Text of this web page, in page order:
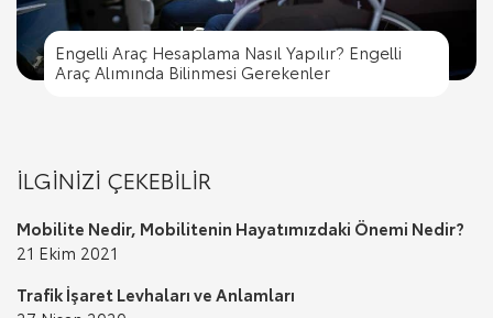
Trafik İşaret Levhaları ve Anlamları
Engelli Araç Hesaplama Nasıl Yapılır? Engelli
Araç Alımında Bilinmesi Gerekenler
Trafik Cezası Nereye Ödenir?
Trafik İşaret Levhaları ve Anlamları
Engelli Araç Hesaplama Nasıl Yapılır? Engelli
Araç Alımında Bilinmesi Gerekenler
İLGİNİZİ ÇEKEBİLİR
Mobilite Nedir, Mobilitenin Hayatımızdaki Önemi Nedir?
21 Ekim 2021
Trafik İşaret Levhaları ve Anlamları